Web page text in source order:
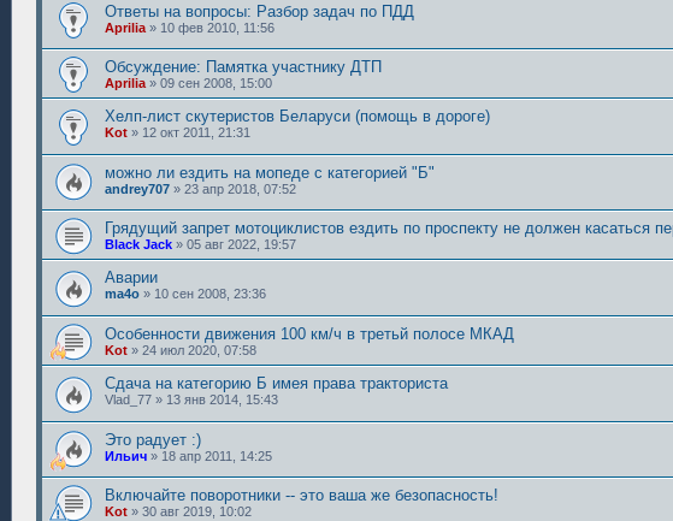
Ответы на вопросы: Разбор задач по ПДД
Aprilia » 10 фев 2010, 11:56
Обсуждение: Памятка участнику ДТП
Aprilia » 09 сен 2008, 15:00
Хелп-лист скутеристов Беларуси (помощь в дороге)
Kot » 12 окт 2011, 21:31
можно ли ездить на мопеде с категорией "Б"
andrey707 » 23 апр 2018, 07:52
Грядущий запрет мотоциклистов ездить по проспекту не должен касаться
Black Jack » 05 авг 2022, 19:57
Аварии
ma4o » 10 сен 2008, 23:36
Особенности движения 100 км/ч в третьй полосе МКАД
Kot » 24 июл 2020, 07:58
Сдача на категорию Б имея права тракториста
Vlad_77 » 13 янв 2014, 15:43
Это радует :)
Ильич » 18 апр 2011, 14:25
Включайте поворотники -- это ваша же безопасность!
Kot » 30 авг 2019, 10:02